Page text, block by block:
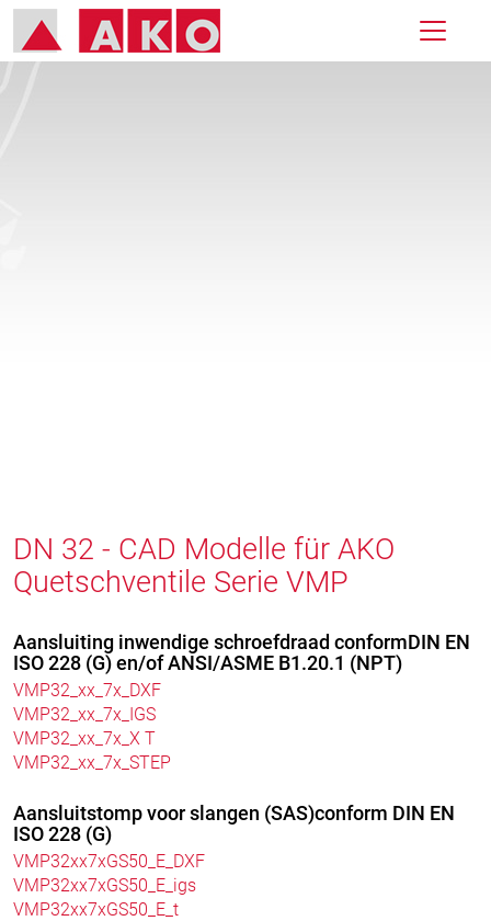
DN 32 - CAD Modelle für AKO
Quetschventile Serie VMP
Aansluiting inwendige schroefdraad conformDIN EN
ISO 228 (G) en/of ANSI/ASME B1.20.1 (NPT)
VMP32_xx_7x_DXF
VMP32_xx_7x_IGS
VMP32_xx_7x_X T
VMP32_xx_7x_STEP
Aansluitstomp voor slangen (SAS)conform DIN EN
ISO 228 (G)
VMP32xx7xGS50_E_DXF
VMP32xx7xGS50_E_igs
VMP32xx7xGS50_E_t